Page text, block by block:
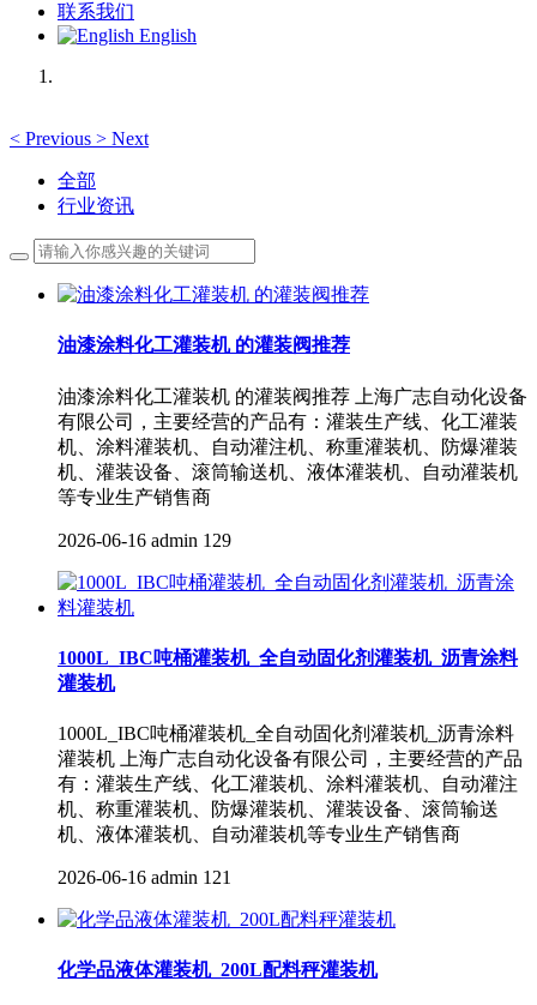
联系我们
English
< Previous > Next
全部
行业资讯
油漆涂料化工灌装机 的灌装阀推荐
油漆涂料化工灌装机 的灌装阀推荐 上海广志自动化设备
有限公司，主要经营的产品有：灌装生产线、化工灌装
机、涂料灌装机、自动灌注机、称重灌装机、防爆灌装
机、灌装设备、滚筒输送机、液体灌装机、自动灌装机
等专业生产销售商
2026-06-16 admin 129
1000L_IBC吨桶灌装机_全自动固化剂灌装机_沥青涂料
灌装机
1000L_IBC吨桶灌装机_全自动固化剂灌装机_沥青涂料
灌装机 上海广志自动化设备有限公司，主要经营的产品
有：灌装生产线、化工灌装机、涂料灌装机、自动灌注
机、称重灌装机、防爆灌装机、灌装设备、滚筒输送
机、液体灌装机、自动灌装机等专业生产销售商
2026-06-16 admin 121
化学品液体灌装机_200L配料秤灌装机